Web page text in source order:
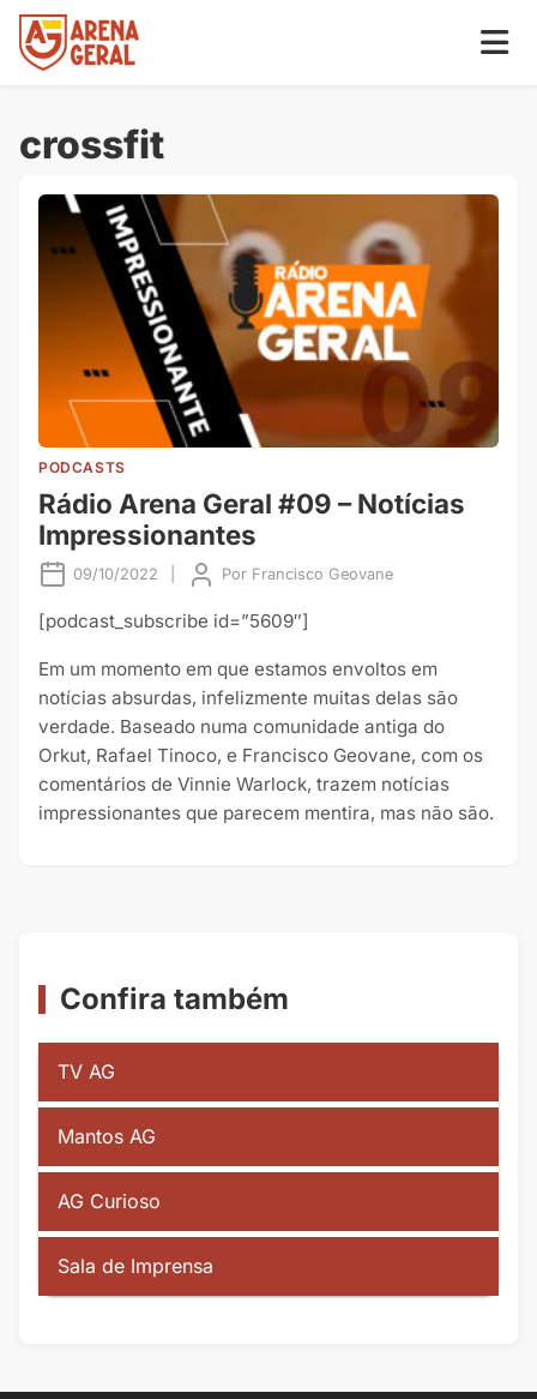
crossfit
PODCASTS
Rádio Arena Geral #09 – Notícias
Impressionantes
09/10/2022 Por Francisco Geovane
[podcast_subscribe id=”5609″]
Em um momento em que estamos envoltos em
notícias absurdas, infelizmente muitas delas são
verdade. Baseado numa comunidade antiga do
Orkut, Rafael Tinoco, e Francisco Geovane, com os
comentários de Vinnie Warlock, trazem notícias
impressionantes que parecem mentira, mas não são.
Confira também
TV AG
Mantos AG
AG Curioso
Sala de Imprensa